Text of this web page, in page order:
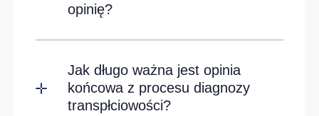
opinię?
Jak długo ważna jest opinia
końcowa z procesu diagnozy
transpłciowości?